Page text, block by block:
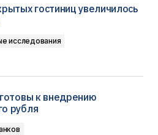
гостиниц увеличилось
исследования
к внедрению
рубля